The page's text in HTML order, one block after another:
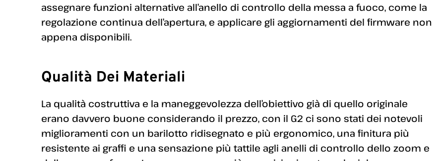
assegnare funzioni alternative all’anello di controllo della messa a fuoco, come la
regolazione continua dell’apertura, e applicare gli aggiornamenti del firmware non
appena disponibili.
Qualità Dei Materiali
La qualità costruttiva e la maneggevolezza dell’obiettivo già di quello originale
erano davvero buone considerando il prezzo, con il G2 ci sono stati dei notevoli
miglioramenti con un barilotto ridisegnato e più ergonomico, una finitura più
resistente ai graffi e una sensazione più tattile agli anelli di controllo dello zoom e